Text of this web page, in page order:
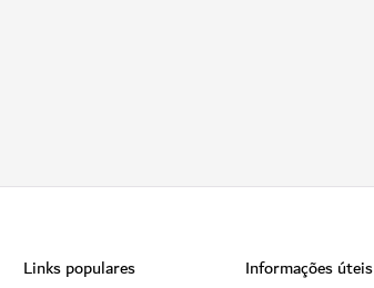
Links populares
Informações úteis